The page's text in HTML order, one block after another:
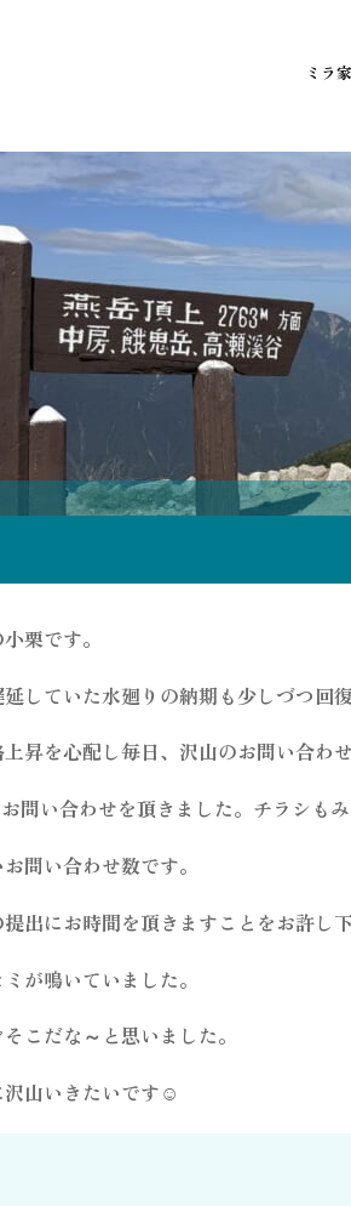
ミラ
栗です。
していた水廻りの納期も少しづつ回
昇を心配し毎日、沢山のお問い合わ
問い合わせを頂きました。チラシも
問い合わせ数です。
出にお時間を頂きますことをお許し下
が鳴いていました。
こだな～と思いました。
山いきたいです☺️